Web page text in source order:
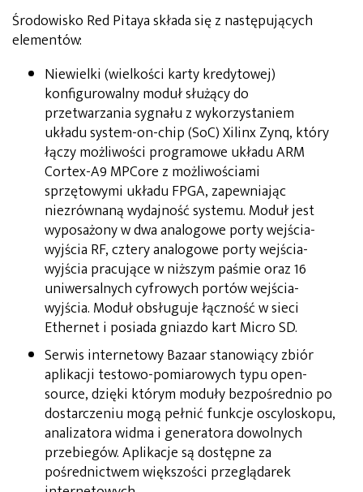
Środowisko Red Pitaya składa się z następujących
elementów:
Niewielki (wielkości karty kredytowej)
konfigurowalny moduł służący do
przetwarzania sygnału z wykorzystaniem
układu system-on-chip (SoC) Xilinx Zynq, który
łączy możliwości programowe układu ARM
Cortex-A9 MPCore z możliwościami
sprzętowymi układu FPGA, zapewniając
niezrównaną wydajność systemu. Moduł jest
wyposażony w dwa analogowe porty wejścia-
wyjścia RF, cztery analogowe porty wejścia-
wyjścia pracujące w niższym paśmie oraz 16
uniwersalnych cyfrowych portów wejścia-
wyjścia. Moduł obsługuje łączność w sieci
Ethernet i posiada gniazdo kart Micro SD.
Serwis internetowy Bazaar stanowiący zbiór
aplikacji testowo-pomiarowych typu open-
source, dzięki którym moduły bezpośrednio po
dostarczeniu mogą pełnić funkcje oscyloskopu,
analizatora widma i generatora dowolnych
przebiegów. Aplikacje są dostępne za
pośrednictwem większości przeglądarek